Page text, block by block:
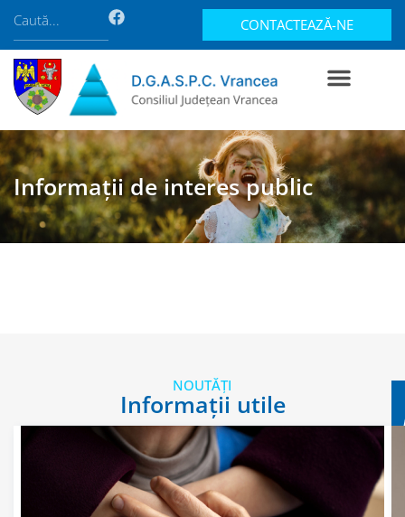
CONTACTEAZĂ-NE
Informații de interes public
NOUTĂȚI
Informații utile